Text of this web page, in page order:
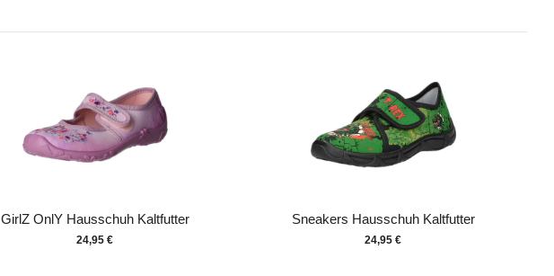
GirlZ OnlY Hausschuh Kaltfutter
24,95 €
Sneakers Hausschuh Kaltfutter
24,95 €